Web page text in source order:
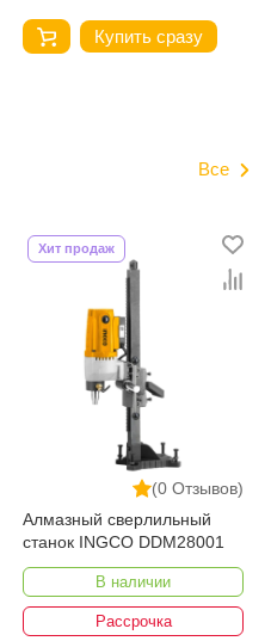
Купить сразу
Все
(0 Отзывов)
Хит продаж
Алмазный сверлильный
станок INGCO DDM28001
В наличии
Рассрочка